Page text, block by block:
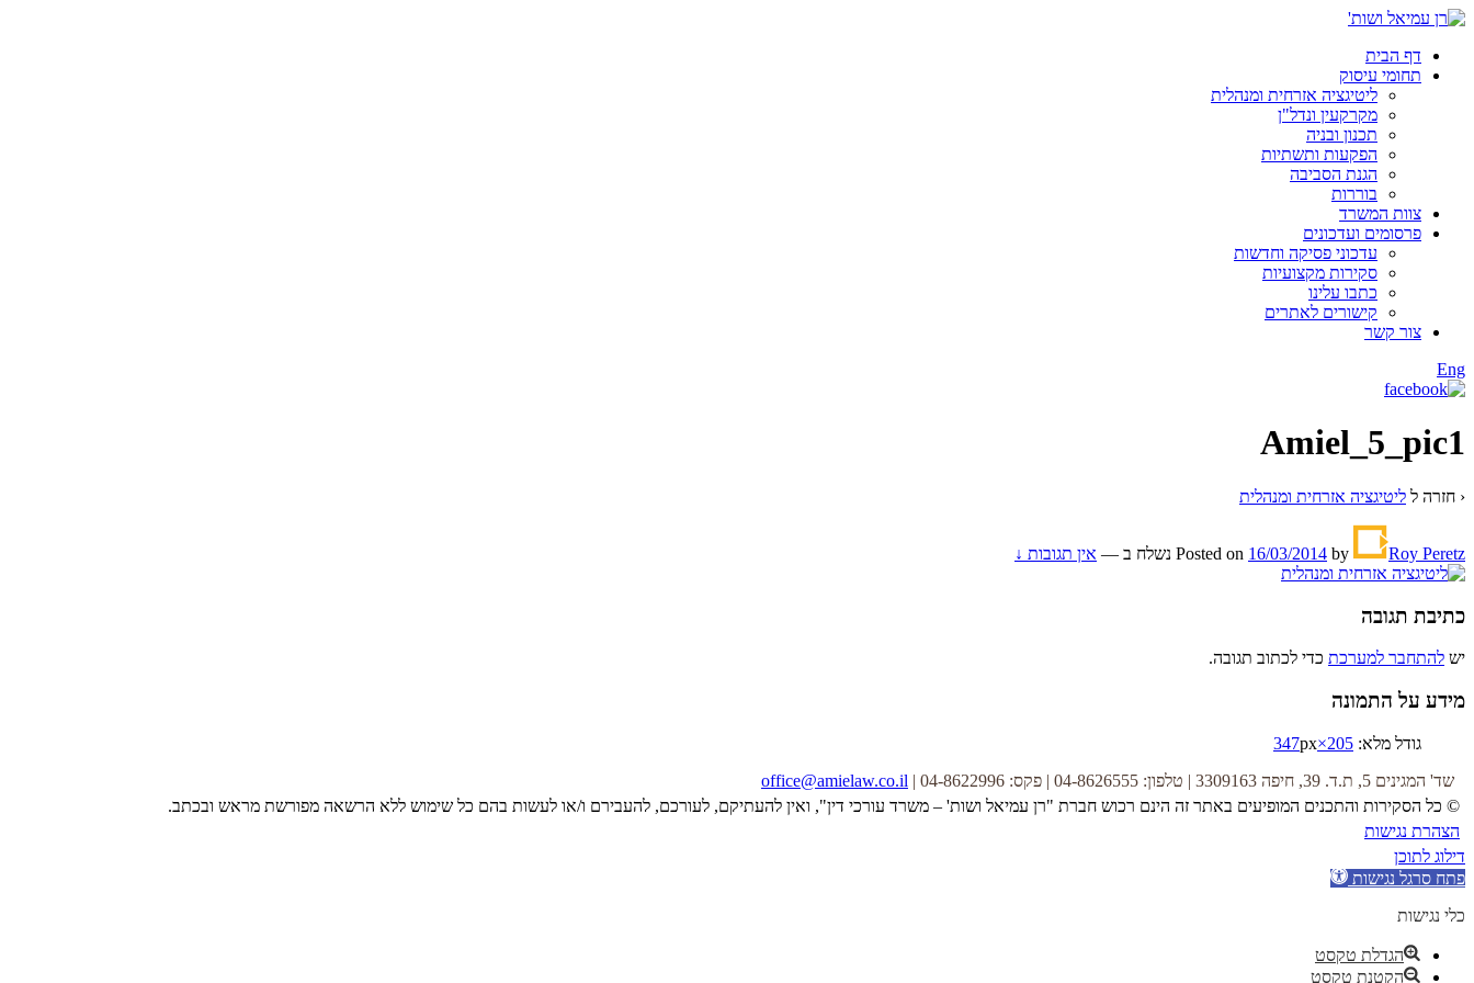
דף הבית
תחומי עיסוק
ליטיגציה אזרחית ומנהלית
מקרקעין ונדל"ן
תכנון ובניה
הפקעות ותשתיות
הגנת הסביבה
בוררות
צוות המשרד
פרסומים ועדכונים
עדכוני פסיקה וחדשות
סקירות מקצועיות
כתבו עלינו
קישורים לאתרים
צור קשר
Eng
Amiel_5_pic1
‹ חזרה ל ליטיגציה אזרחית ומנהלית
Posted on 16/03/2014 by Roy Peretz נשלח ב — אין תגובות ↓
כתיבת תגובה
יש להתחבר למערכת כדי לכתוב תגובה.
מידע על התמונה
גודל מלא: 205×347
px
שד' המגינים 5, ת.ד. 39, חיפה 3309163 | טלפון: 04-8626555 | פקס: 04-8622996 |
office@amielaw.co.il
© כל הסקירות והתכנים המופיעים באתר זה הינם רכוש חברת "רן עמיאל ושות' – משרד עורכי דין", ואין להעתיקם, לעורכם, להעבירם ו/או לעשות בהם כל שימוש ללא הרשאה מפורשת מראש ובכתב.
הצהרת נגישות
דילוג לתוכן
פתח סרגל נגישות
כלי נגישות
הגדלת טקסט
הקטנת טקסט